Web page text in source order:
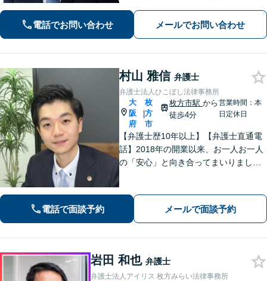
交通事故などに注力。どんな小さなお
悩みでお気軽にご相談ください【夜
間・休日面談】【完全個室】【樟葉駅5
分】
電話でお問い合わせ メールでお問い合わせ
村山 雅信 弁護士
弁護士法人ひこぼし法律事務所
大
阪
府
|
枚
方
市
枚方市駅 から
徒歩4分
営業時間：本
日定休日
【弁護士歴10年以上】【弁護士直通電
話】2018年の開業以来、お一人お一人
の「安心」と向き合ってまいりまし
ていただける結果を目指し、迅速かつ
粘り強く対応することをお約束しま
電話で面談予約 メールで面談予約
岩田 和也 弁護士
弁護士法人アイリス 枚方みらい法律事務所